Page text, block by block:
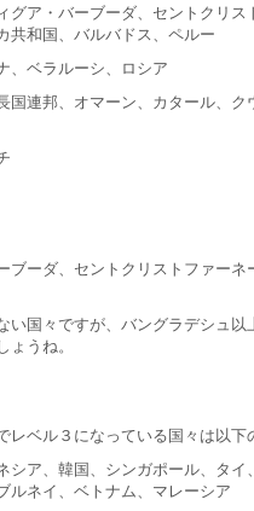
グア・バーブーダ、セントクリス
共和国、バルバドス、ペルー
、ベラルーシ、ロシア
国連邦、オマーン、カタール、ク
ブーダ、セントクリストファーネ
い国々ですが、バングラデシュ以
ょうね。
レベル３になっている国々は以
シア、韓国、シンガポール、タイ
ルネイ、ベトナム、マレーシア